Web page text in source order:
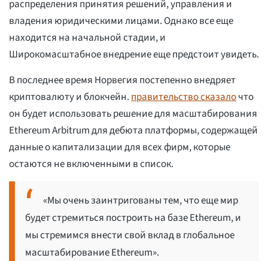
распределения принятия решений, управления и
владения юридическими лицами. Однако все еще
находится на начальной стадии, и
Широкомасштабное внедрение еще предстоит увидеть.
В последнее время Норвегия постепенно внедряет
криптовалюту и блокчейн.правительство сказалочто
он будет использовать решение для масштабирования
Ethereum Arbitrum для дебюта платформы, содержащей
данные о капитализации для всех фирм, которые
остаются не включенными в список.
«Мы очень заинтригованы тем, что еще мир
будет стремиться построить на базе Ethereum, и
мы стремимся внести свой вклад в глобальное
масштабирование Ethereum».